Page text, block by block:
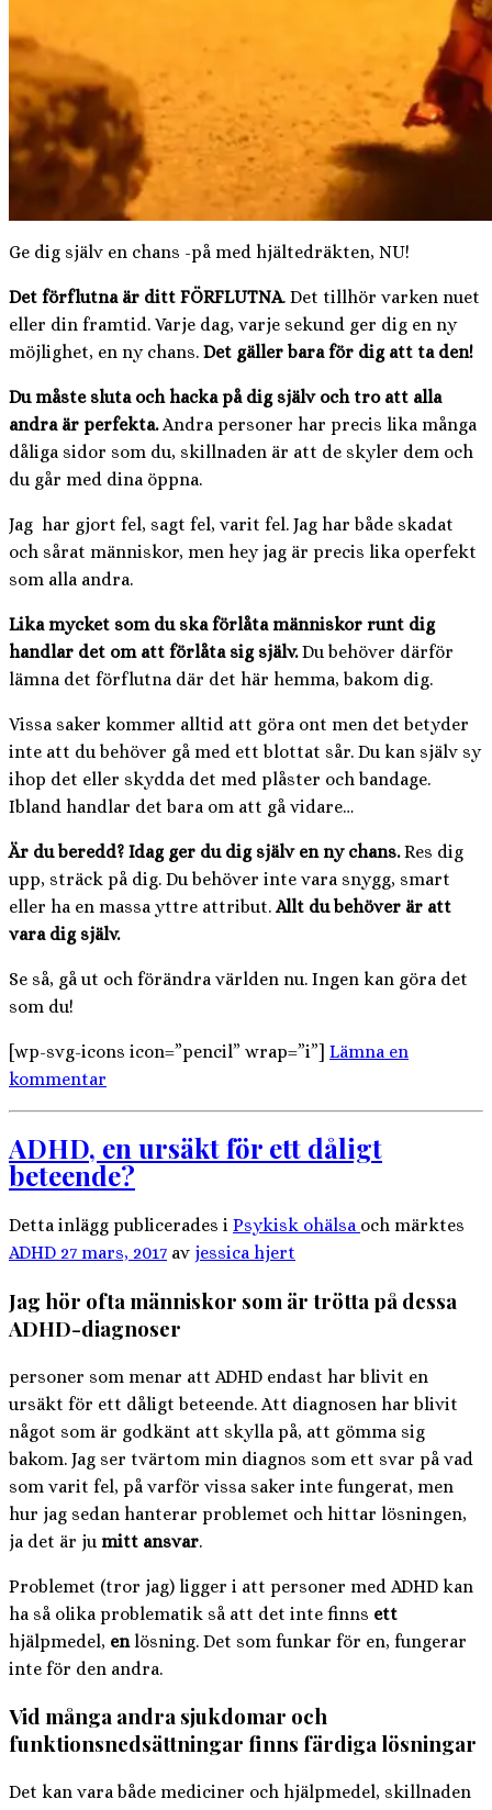
Ge dig själv en chans -på med hjältedräkten, NU!
Det förflutna är ditt FÖRFLUTNA. Det tillhör varken nuet
eller din framtid. Varje dag, varje sekund ger dig en ny
möjlighet, en ny chans. Det gäller bara för dig att ta den!
Du måste sluta och hacka på dig själv och tro att alla
andra är perfekta.Andra personer har precis lika många
dåliga sidor som du, skillnaden är att de skyler dem och
du går med dina öppna.
Jag har gjort fel, sagt fel, varit fel. Jag har både skadat
och sårat människor, men hey jag är precis lika operfekt
som alla andra.
Lika mycket som du ska förlåta människor runt dig
handlar det om att förlåta sig själv.Du behöver därför
lämna det förflutna där det här hemma, bakom dig.
Vissa saker kommer alltid att göra ont men det betyder
inte att du behöver gå med ett blottat sår. Du kan själv sy
ihop det eller skydda det med plåster och bandage.
Ibland handlar det bara om att gå vidare…
Är du beredd? Idag ger du dig själv en ny chans.Res dig
upp, sträck på dig. Du behöver inte vara snygg, smart
eller ha en massa yttre attribut.Allt du behöver är att
vara dig själv.
Se så, gå ut och förändra världen nu. Ingen kan göra det
som du!
[wp-svg-icons icon=”pencil” wrap=”i”] Lämna en
kommentar
ADHD, en ursäkt för ett dåligt
beteende?
Detta inlägg publicerades i Psykisk ohälsa och märktes
ADHD 27 mars, 2017 av jessica hjert
Jag hör ofta människor som är trötta på dessa
ADHD-diagnoser
personer som menar att ADHD endast har blivit en
ursäkt för ett dåligt beteende. Att diagnosen har blivit
något som är godkänt att skylla på, att gömma sig
bakom. Jag ser tvärtom min diagnos som ett svar på vad
som varit fel, på varför vissa saker inte fungerat, men
hur jag sedan hanterar problemet och hittar lösningen,
ja det är ju mitt ansvar.
Problemet (tror jag) ligger i att personer med ADHD kan
ha så olika problematik så att det inte finns ett
hjälpmedel, enlösning. Det som funkar för en, fungerar
inte för den andra.
Vid många andra sjukdomar och
funktionsnedsättningar finns färdiga lösningar
Det kan vara både mediciner och hjälpmedel, skillnaden